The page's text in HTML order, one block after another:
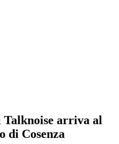
arriva al
di Cosenza